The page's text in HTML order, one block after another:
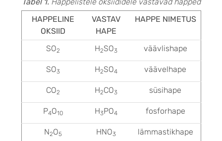
HAPPELINE
OKSIID
VASTAV
HAPE
HAPPE NIMETUS
SO2 H2SO3 väävlishape
SO3 H2SO4 väävelhape
CO2 H2CO3 süsihape
P4O10 H3PO4 fosforhape
N2O5 HNO3 lämmastikhape